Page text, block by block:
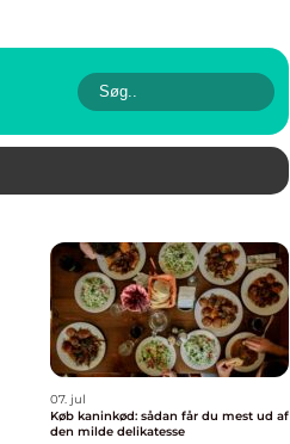
07. jul
Køb kaninkød: sådan får du mest ud af
den milde delikatesse